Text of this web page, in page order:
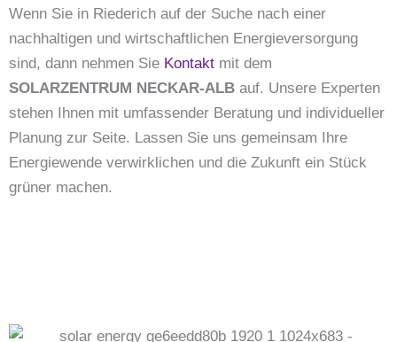
Wenn Sie in Riederich auf der Suche nach einer
nachhaltigen und wirtschaftlichen Energieversorgung
sind, dann nehmen Sie Kontakt mit dem
SOLARZENTRUM NECKAR-ALB auf. Unsere Experten
stehen Ihnen mit umfassender Beratung und individueller
Planung zur Seite. Lassen Sie uns gemeinsam Ihre
Energiewende verwirklichen und die Zukunft ein Stück
grüner machen.